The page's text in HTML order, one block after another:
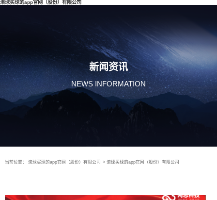
滚球买球的app官网（股份）有限公司
新闻资讯
NEWS INFORMATION
当前位置： 滚球买球的app官网（股份）有限公司 > 滚球买球的app官网（股份）有限公司